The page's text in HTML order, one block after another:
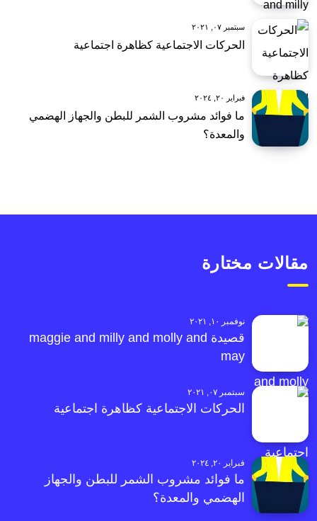
سبتمبر ٠٧, ٢٠٢١
الحركات الاجتماعية كظاهرة اجتماعية
فبراير ٢٠, ٢٠٢٤
ما فوائد مشروب الشمر للبطن والجهاز الهضمي
والمعدة؟
مقالات مختارة
نوفمبر ١٠, ٢٠٢١
قصيدة maggie and milly and molly and
may
سبتمبر ٠٧, ٢٠٢١
الحركات الاجتماعية كظاهرة اجتماعية
فبراير ٢٠, ٢٠٢٤
ما فوائد مشروب الشمر للبطن والجهاز
الهضمي والمعدة؟